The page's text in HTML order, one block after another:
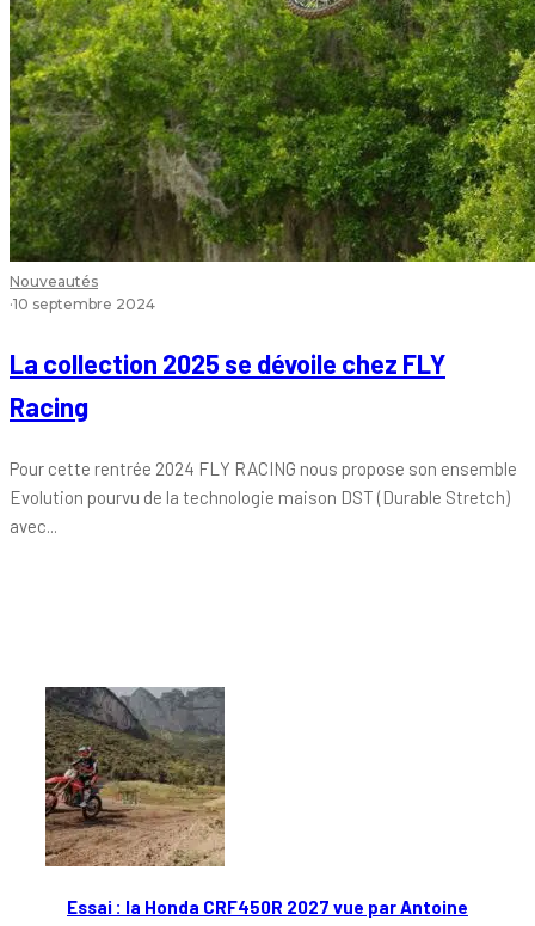
Nouveautés
·10 septembre 2024
La collection 2025 se dévoile chez FLY
Racing
Pour cette rentrée 2024 FLY RACING nous propose son ensemble
Evolution pourvu de la technologie maison DST (Durable Stretch)
avec...
Essai : la Honda CRF450R 2027 vue par Antoine